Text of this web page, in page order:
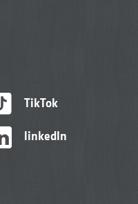
TikTok
linkedIn